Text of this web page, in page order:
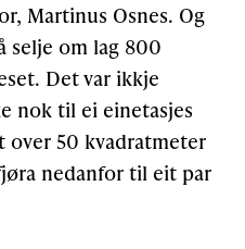
Martinus Osnes. Og
selje om lag 800
Det var ikkje
nok til ei einetasjes
over 50 kvadratmeter
nedanfor til eit par